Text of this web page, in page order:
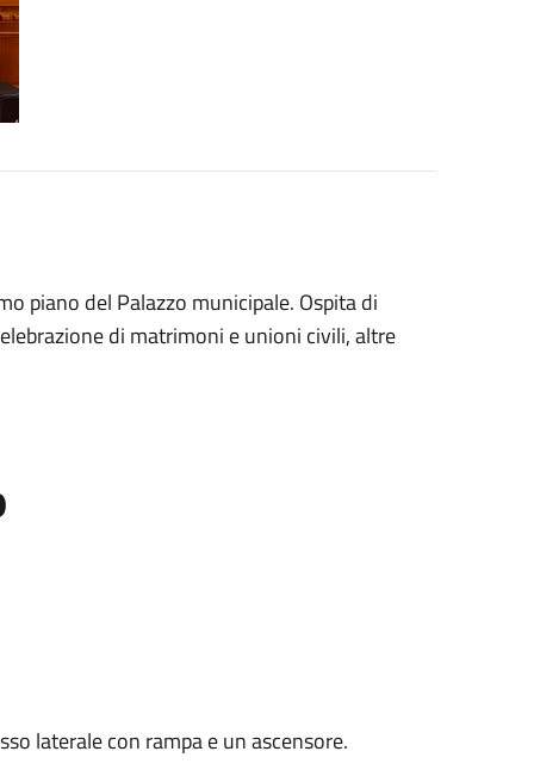
piano del Palazzo municipale. Ospita di
di matrimoni e unioni civili, altre
laterale con rampa e un ascensore.